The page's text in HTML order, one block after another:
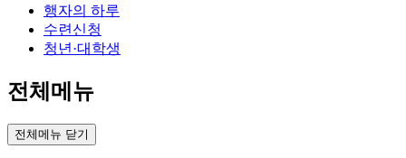
행자의 하루
수련신청
청년·대학생
전체메뉴
전체메뉴 닫기